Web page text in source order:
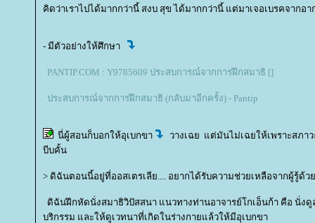
คิดว่าเราไปได้มากกว่านี้ สงบ สุข ได้มากกว่านี้ แต่มาเจอเบรคจากอ
- มีตัวอย่างให้ศึกษา
PANTIP.COM : Y9785609 ประสบการณ์จากการฝึกสมาธิ []
ประสบการณ์จากการฝึกสมาธิ (กลับมาอีกครั้ง) - Pantip
นี่ผู้สอนก็บอกให้อุเบกขา
วางเฉย แต่มันไม่เฉยให้เพราะสภา
บีบคั้น
> ดิฉันตอนนี้อยู่ที่ออสเตรเลีย.... อยากได้รับความช่วยเหลือจากผู้รู้ด้ว
ดิฉันฝึกหัดนั่งสมาธิวิปัสสนา แนวทางท่านอาจารย์โกเอ็นก้า คือ นั่งดู
บริกรรม และให้ดูเวทนาที่เกิดในร่างกายแล้วให้มีอุเบกขา